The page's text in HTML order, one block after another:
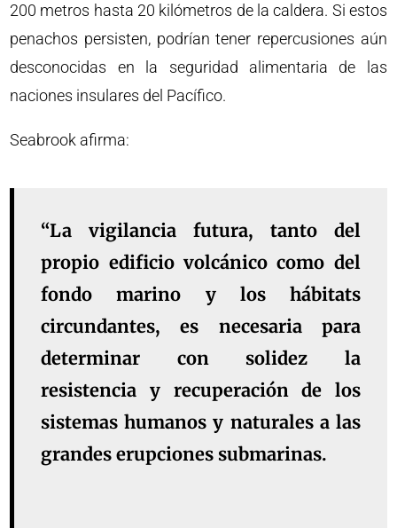
200 metros hasta 20 kilómetros de la caldera. Si estos
penachos persisten, podrían tener repercusiones aún
desconocidas en la seguridad alimentaria de las
naciones insulares del Pacífico.
Seabrook afirma:
“La vigilancia futura, tanto del
propio edificio volcánico como del
fondo marino y los hábitats
circundantes, es necesaria para
determinar con solidez la
resistencia y recuperación de los
sistemas humanos y naturales a las
grandes erupciones submarinas.